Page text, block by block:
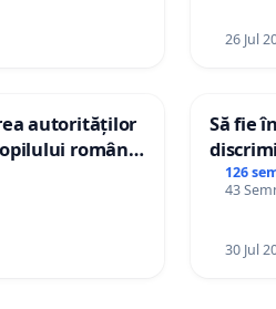
26 Jul
autorităților
român
aflat în
de 12
Să fie
126
43
30 Jul